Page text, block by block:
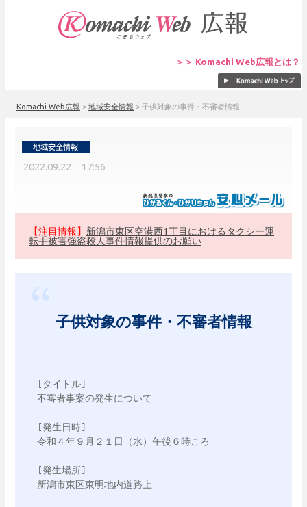
＞＞ Komachi Web広報とは？
Komachi Web広報 > 地域安全情報 > 子供対象の事件・不審者情報
2022.09.22 17:56
【注目情報】 新潟市東区空港西1丁目におけるタクシー運
転手被害強盗殺人事件情報提供のお願い
子供対象の事件・不審者情報
[タイトル]
不審者事案の発生について
[発生日時]
令和４年９月２１日（水）午後６時ころ
[発生場所]
新潟市東区東明地内道路上